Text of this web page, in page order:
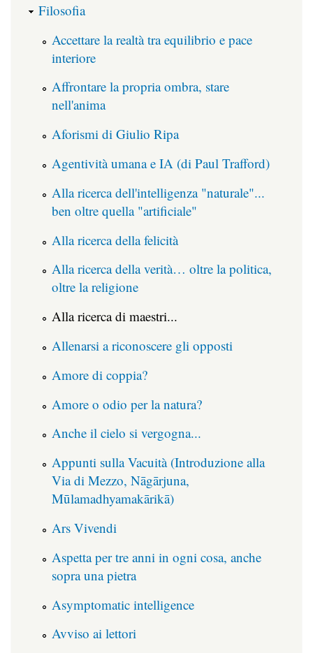
Filosofia
Accettare la realtà tra equilibrio e pace
interiore
Affrontare la propria ombra, stare
nell'anima
Aforismi di Giulio Ripa
Agentività umana e IA (di Paul Trafford)
Alla ricerca dell'intelligenza "naturale"...
ben oltre quella "artificiale"
Alla ricerca della felicità
Alla ricerca della verità… oltre la politica,
oltre la religione
Alla ricerca di maestri...
Allenarsi a riconoscere gli opposti
Amore di coppia?
Amore o odio per la natura?
Anche il cielo si vergogna...
Appunti sulla Vacuità (Introduzione alla
Via di Mezzo, Nāgārjuna,
Mūlamadhyamakārikā)
Ars Vivendi
Aspetta per tre anni in ogni cosa, anche
sopra una pietra
Asymptomatic intelligence
Avviso ai lettori